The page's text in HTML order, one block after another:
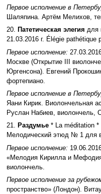
Первое исполнение в
Шаляпина. Артём Мелихов,
20. Патетическая элегия для
21.03.2016 г. Élégie рathétique
Первое исполнение:
Москве (Открытие III
Юргенсона). Евгений
фортепиано.
Первое исполнение в
Яани Кирик. Виолончельная
Руслан Набиев, виолончель,
21. Раздумье* La méditation *
Мелодический этюд № 1 для
Первое исполнение:
«Мелодия Кирилла и
виолончель.
Первое исполнение за
пространство» (Лондон).